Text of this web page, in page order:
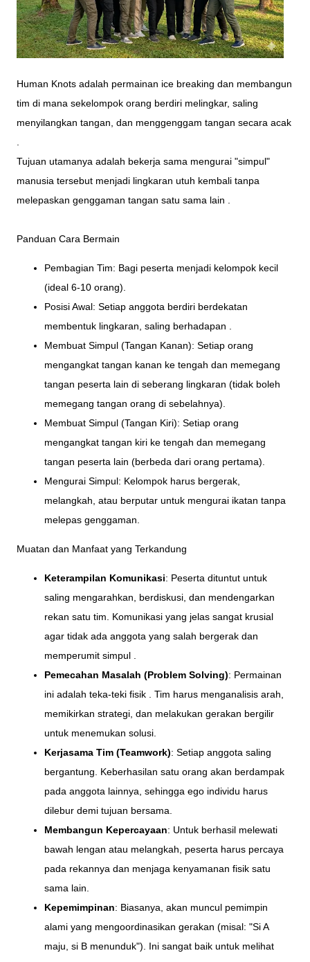
Human Knots adalah permainan ice breaking dan membangun
tim di mana sekelompok orang berdiri melingkar, saling
menyilangkan tangan, dan menggenggam tangan secara acak
Tujuan utamanya adalah bekerja sama mengurai "simpul"
manusia tersebut menjadi lingkaran utuh kembali tanpa
melepaskan genggaman tangan satu sama lain .
Panduan Cara Bermain
Pembagian Tim: Bagi peserta menjadi kelompok kecil
(ideal 6-10 orang).
Posisi Awal: Setiap anggota berdiri berdekatan
membentuk lingkaran, saling berhadapan .
Membuat Simpul (Tangan Kanan): Setiap orang
mengangkat tangan kanan ke tengah dan memegang
tangan peserta lain di seberang lingkaran (tidak boleh
memegang tangan orang di sebelahnya).
Membuat Simpul (Tangan Kiri): Setiap orang
mengangkat tangan kiri ke tengah dan memegang
tangan peserta lain (berbeda dari orang pertama).
Mengurai Simpul: Kelompok harus bergerak,
melangkah, atau berputar untuk mengurai ikatan tanpa
melepas genggaman.
Muatan dan Manfaat yang Terkandung
Keterampilan Komunikasi: Peserta dituntut untuk
saling mengarahkan, berdiskusi, dan mendengarkan
rekan satu tim. Komunikasi yang jelas sangat krusial
agar tidak ada anggota yang salah bergerak dan
memperumit simpul .
Pemecahan Masalah (Problem Solving): Permainan
ini adalah teka-teki fisik . Tim harus menganalisis arah,
memikirkan strategi, dan melakukan gerakan bergilir
untuk menemukan solusi.
Kerjasama Tim (Teamwork): Setiap anggota saling
bergantung. Keberhasilan satu orang akan berdampak
pada anggota lainnya, sehingga ego individu harus
dilebur demi tujuan bersama.
Membangun Kepercayaan: Untuk berhasil melewati
bawah lengan atau melangkah, peserta harus percaya
pada rekannya dan menjaga kenyamanan fisik satu
sama lain.
Kepemimpinan: Biasanya, akan muncul pemimpin
alami yang mengoordinasikan gerakan (misal: "Si A
maju, si B menunduk"). Ini sangat baik untuk melihat